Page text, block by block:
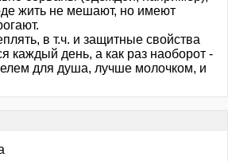
жить не мешают, но имеют
в т.ч. и защитные свойства
каждый день, а как раз наоборот -
для душа, лучше молочком, и